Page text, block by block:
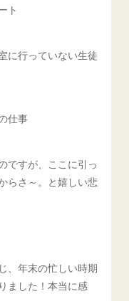
ト
に行っていない生徒
仕事
ですが、ここに引っ
らさ～。と嬉しい悲
、年末の忙しい時期
ました！本当に感